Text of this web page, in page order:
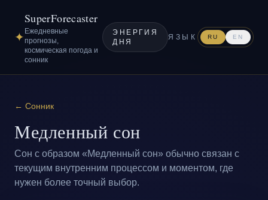
✦
SuperForecaster
Ежедневные
прогнозы,
космическая погода и
сонник
ЭНЕРГИЯ
ДНЯ
ЯЗЫК RU EN
← Сонник
Медленный сон
Сон с образом «Медленный сон» обычно связан с
текущим внутренним процессом и моментом, где
нужен более точный выбор.